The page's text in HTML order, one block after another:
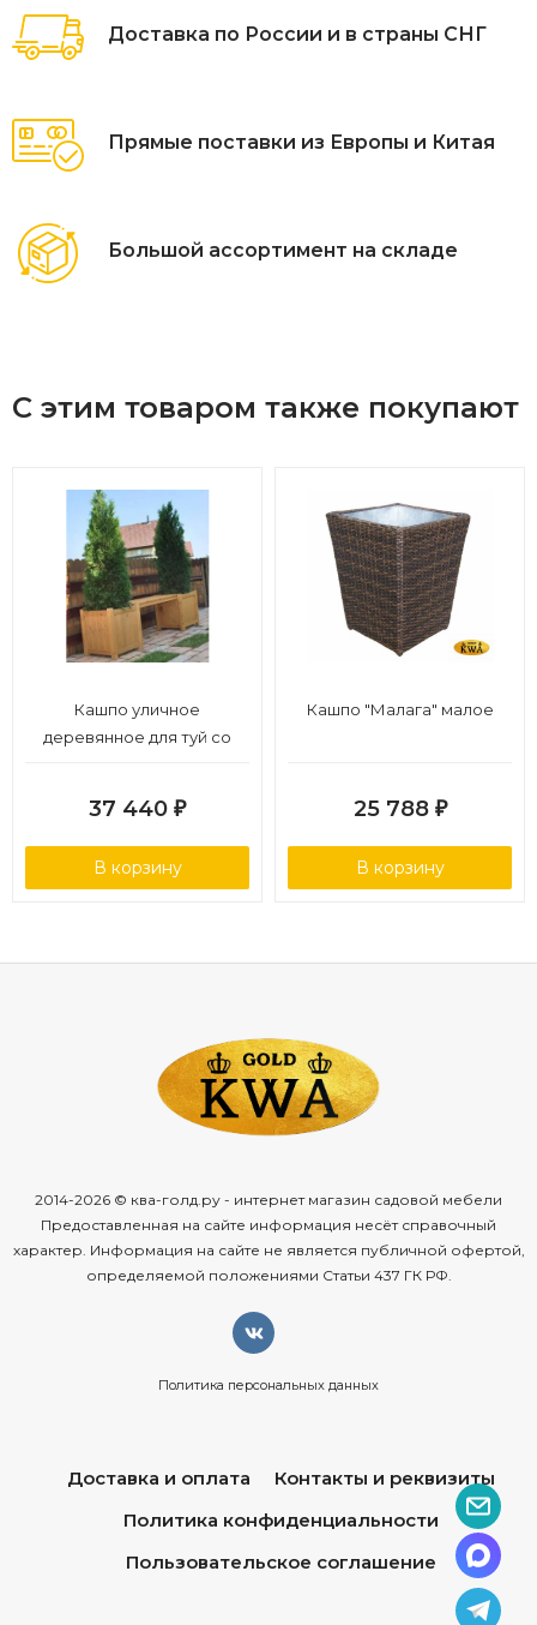
Доставка по России и в страны СНГ
Прямые поставки из Европы и Китая
Большой ассортимент на складе
С этим товаром также покупают
Кашпо уличное
деревянное для туй со
37 440 ₽
В корзину
Кашпо "Малага" малое
25 788 ₽
В корзину
2014-2026 © ква-голд.ру - интернет магазин садовой мебели
Предоставленная на сайте информация несёт справочный
характер. Информация на сайте не является публичной офертой,
определяемой положениями Статьи 437 ГК РФ.
Политика персональных данных
Доставка и оплата
Контакты и реквизиты
Политика конфиденциальности
Пользовательское соглашение